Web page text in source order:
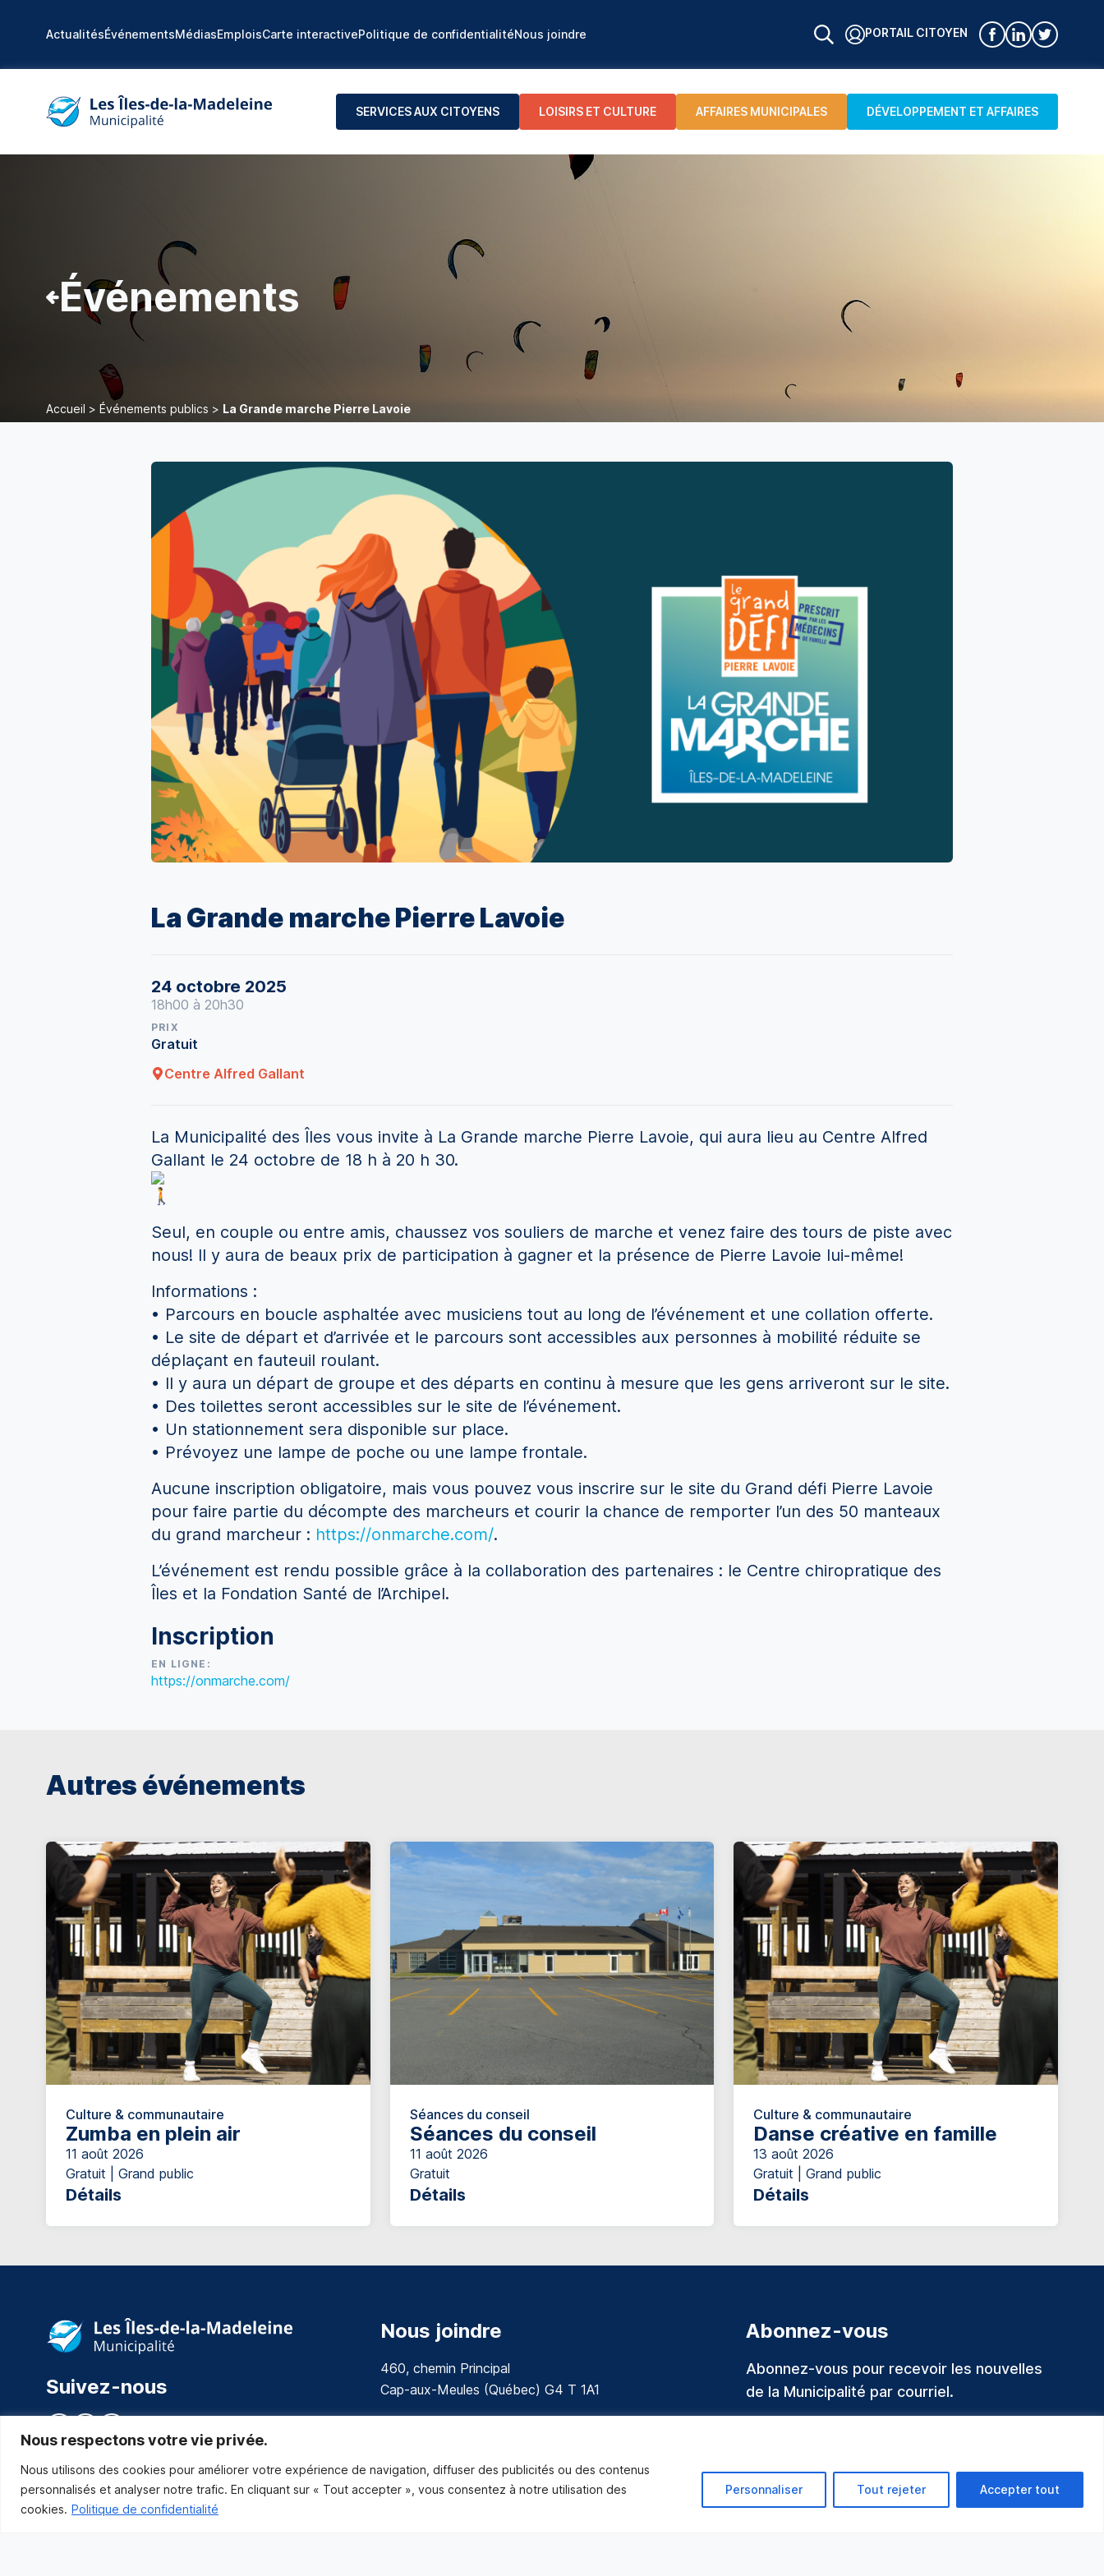
Nous respectons votre vie privée.
Nous utilisons des cookies pour améliorer votre expérience de navigation, diffuser des publicités ou des contenus
personnalisés et analyser notre trafic. En cliquant sur « Tout accepter », vous consentez à notre utilisation des
cookies. Politique de confidentialité
Personnaliser Tout rejeter Accepter tout
ActualitésÉvénementsMédiasEmploisCarte interactivePolitique de confidentialitéNous joindre PORTAIL CITOYEN
SERVICES AUX CITOYENS LOISIRS ET CULTURE AFFAIRES MUNICIPALES DÉVELOPPEMENT ET AFFAIRES
Événements
Accueil > Événements publics > La Grande marche Pierre Lavoie
La Grande marche Pierre Lavoie
24 octobre 2025
18h00 à 20h30
PRIX
Gratuit
Centre Alfred Gallant
La Municipalité des Îles vous invite à La Grande marche Pierre Lavoie, qui aura lieu au Centre Alfred
Gallant le 24 octobre de 18 h à 20 h 30.
Seul, en couple ou entre amis, chaussez vos souliers de marche et venez faire des tours de piste avec
nous! Il y aura de beaux prix de participation à gagner et la présence de Pierre Lavoie lui-même!
Informations :
• Parcours en boucle asphaltée avec musiciens tout au long de l’événement et une collation offerte.
• Le site de départ et d’arrivée et le parcours sont accessibles aux personnes à mobilité réduite se
déplaçant en fauteuil roulant.
• Il y aura un départ de groupe et des départs en continu à mesure que les gens arriveront sur le site.
• Des toilettes seront accessibles sur le site de l’événement.
• Un stationnement sera disponible sur place.
• Prévoyez une lampe de poche ou une lampe frontale.
Aucune inscription obligatoire, mais vous pouvez vous inscrire sur le site du Grand défi Pierre Lavoie
pour faire partie du décompte des marcheurs et courir la chance de remporter l’un des 50 manteaux
du grand marcheur : https://onmarche.com/.
L’événement est rendu possible grâce à la collaboration des partenaires : le Centre chiropratique des
Îles et la Fondation Santé de l’Archipel.
Inscription
EN LIGNE:
https://onmarche.com/
Autres événements
Culture & communautaire
Zumba en plein air
11 août 2026
Gratuit | Grand public
Détails
Séances du conseil
Séances du conseil
11 août 2026
Gratuit
Détails
Culture & communautaire
Danse créative en famille
13 août 2026
Gratuit | Grand public
Détails
Suivez-nous
Nous joindre
460, chemin Principal
Cap-aux-Meules (Québec) G4 T 1A1
Composez le 1 en tout temps pour toutes urgences.
Abonnez-vous
Abonnez-vous pour recevoir les nouvelles
de la Municipalité par courriel.